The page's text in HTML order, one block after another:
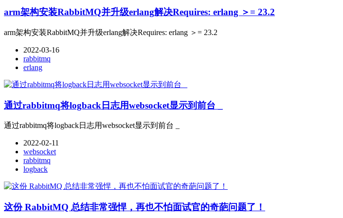
arm架构安装RabbitMQ并升级erlang解决Requires: erlang ＞= 23.2
arm架构安装RabbitMQ并升级erlang解决Requires: erlang ＞= 23.2
2022-03-16
rabbitmq
erlang
通过rabbitmq将logback日志用websocket显示到前台 _
通过rabbitmq将logback日志用websocket显示到前台 _
2022-02-11
websocket
rabbitmq
logback
这份 RabbitMQ 总结非常强悍，再也不怕面试官的奇葩问题了！